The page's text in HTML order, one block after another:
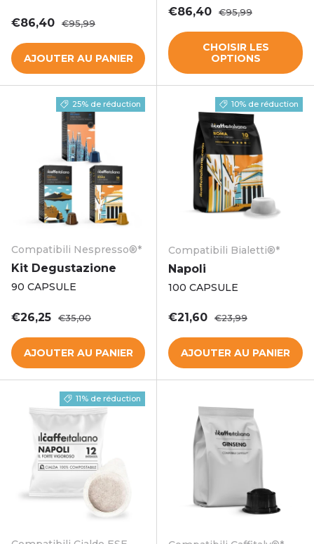
Prix soldé
€86,40 Prix habituel
€95,99
AJOUTER AU PANIER
Prix soldé
€86,40 Prix habituel
€95,99
CHOISIR LES
OPTIONS
25% de réduction
Compatibili Nespresso®*
Kit Degustazione
90 CAPSULE
Prix soldé
€26,25 Prix habituel
€35,00
AJOUTER AU PANIER
10% de réduction
Compatibili Bialetti®*
Napoli
100 CAPSULE
Prix soldé
€21,60 Prix habituel
€23,99
AJOUTER AU PANIER
11% de réduction